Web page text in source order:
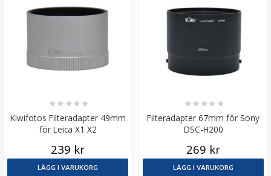
Kiwifotos Filteradapter 49mm
för Leica X1 X2
★★ ★★ ★
239 kr
LÄGG I VARUKORG
Filteradapter 67mm för Sony
DSC-H200
★★ ★★ ★
269 kr
LÄGG I VARUKORG